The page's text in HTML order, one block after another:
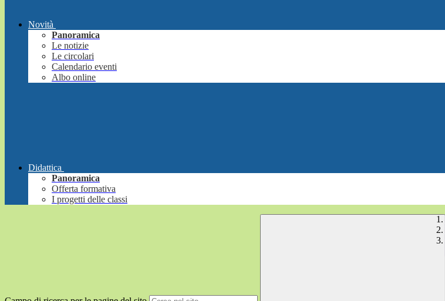
Novità
Panoramica
Le notizie
Le circolari
Calendario eventi
Albo online
Didattica
Panoramica
Offerta formativa
I progetti delle classi